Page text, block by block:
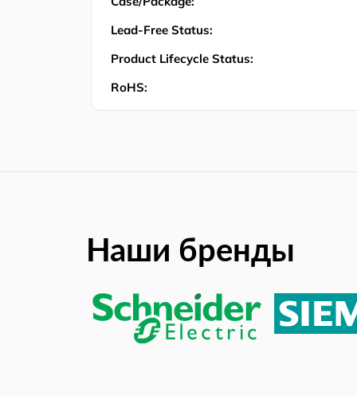
Lead-Free Status:
Product Lifecycle Status:
RoHS:
Наши бренды